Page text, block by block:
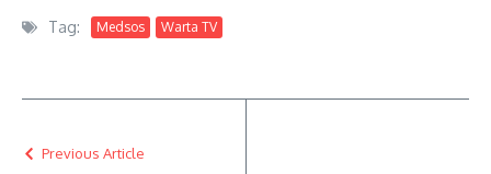
Tag: Medsos Warta TV
Previous Article